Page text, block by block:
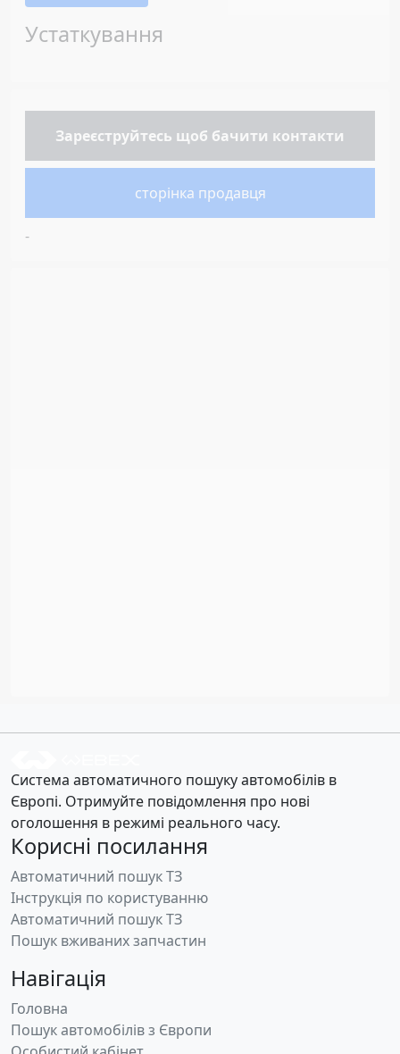
Устаткування
Зареєструйтесь щоб бачити контакти
сторінка продавця
-
Система автоматичного пошуку автомобілів в
Європі. Отримуйте повідомлення про нові
оголошення в режимі реального часу.
Корисні посилання
Автоматичний пошук ТЗ
Інструкція по користуванню
Автоматичний пошук ТЗ
Пошук вживаних запчастин
Навігація
Головна
Пошук автомобілів з Європи